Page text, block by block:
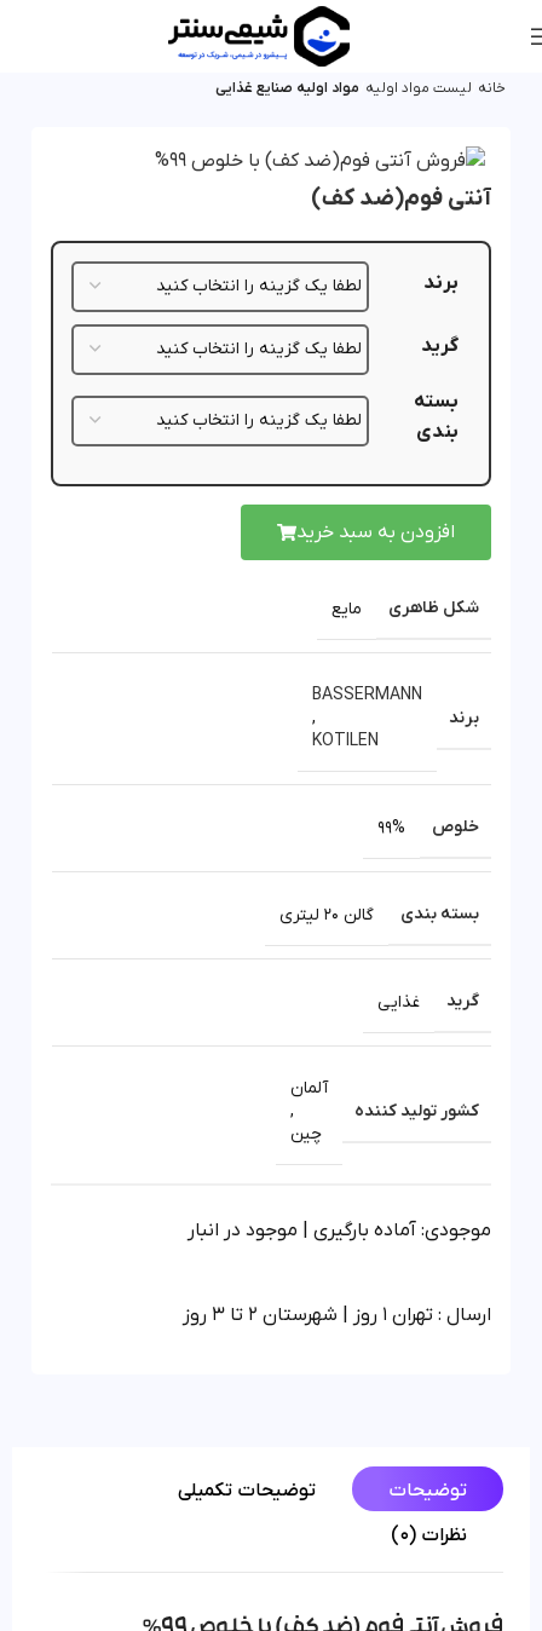
خانه لیست مواد اولیه مواد اولیه صنایع غذایی
آنتی فوم(ضد کف)
برند
گرید
بسته
بندی
افزودن به سبد خرید
شکل ظاهری مایع
برند
BASSERMANN
,
KOTILEN
خلوص 99%
بسته بندی گالن 20 لیتری
گرید غذایی
کشور تولید کننده
آلمان
,
چین
موجودی: آماده بارگیری | موجود در انبار
ارسال : تهران 1 روز | شهرستان 2 تا 3 روز
توضیحات
توضیحات تکمیلی
نظرات (0)